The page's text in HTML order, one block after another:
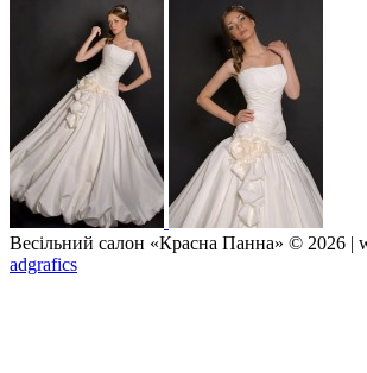
Весільний салон «Красна Панна» © 2026 |
adgrafics